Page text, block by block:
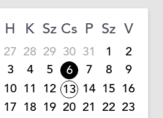
H K Sz Cs P Sz V
27 28 29 30 31 1
2
3
4 5 6 7 8
9
10 11 12 13 14 15 16
17 18 19 20 21 22 23